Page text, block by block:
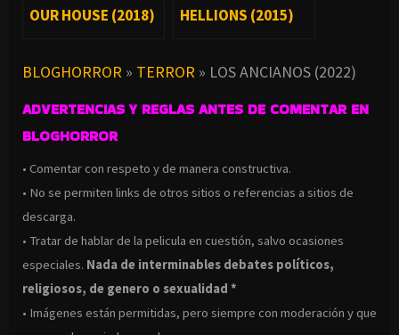
OUR HOUSE (2018) HELLIONS (2015)
BLOGHORROR » TERROR » LOS ANCIANOS (2022)
ADVERTENCIAS Y REGLAS ANTES DE COMENTAR EN
BLOGHORROR
• Comentar con respeto y de manera constructiva.
• No se permiten links de otros sitios o referencias a sitios de
descarga.
• Tratar de hablar de la pelicula en cuestión, salvo ocasiones
especiales. Nada de interminables debates políticos,
religiosos, de genero o sexualidad *
• Imágenes están permitidas, pero siempre con moderación y que